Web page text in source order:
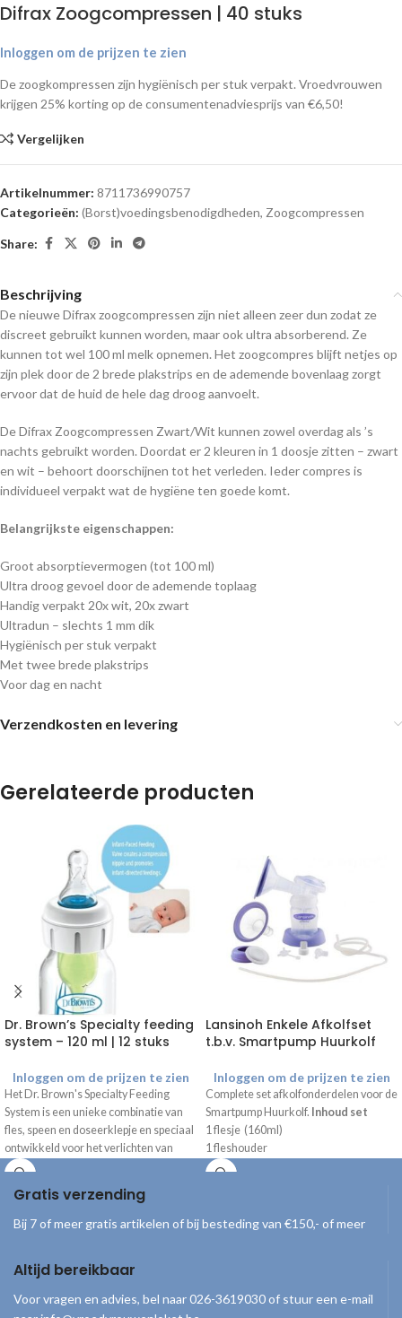
Difrax Zoogcompressen | 40 stuks
Inloggen om de prijzen te zien
De zoogkompressen zijn hygiënisch per stuk verpakt. Vroedvrouwen
krijgen 25% korting op de consumentenadviesprijs van €6,50!
Vergelijken
Artikelnummer: 8711736990757
Categorieën: (Borst)voedingsbenodigdheden, Zoogcompressen
Share:
Beschrijving
De nieuwe Difrax zoogcompressen zijn niet alleen zeer dun zodat ze
discreet gebruikt kunnen worden, maar ook ultra absorberend. Ze
kunnen tot wel 100 ml melk opnemen. Het zoogcompres blijft netjes op
zijn plek door de 2 brede plakstrips en de ademende bovenlaag zorgt
ervoor dat de huid de hele dag droog aanvoelt.
De Difrax Zoogcompressen Zwart/Wit kunnen zowel overdag als ’s
nachts gebruikt worden. Doordat er 2 kleuren in 1 doosje zitten – zwart
en wit – behoort doorschijnen tot het verleden. Ieder compres is
individueel verpakt wat de hygiëne ten goede komt.
Belangrijkste eigenschappen:
Groot absorptievermogen (tot 100 ml)
Ultra droog gevoel door de ademende toplaag
Handig verpakt 20x wit, 20x zwart
Ultradun – slechts 1 mm dik
Hygiënisch per stuk verpakt
Met twee brede plakstrips
Voor dag en nacht
Verzendkosten en levering
Gerelateerde producten
Dr. Brown’s Specialty feeding
system – 120 ml | 12 stuks
Inloggen om de prijzen te zien
Het Dr. Brown's Specialty Feeding
System is een unieke combinatie van
fles, speen en doseerklepje en speciaal
ontwikkeld voor het verlichten van
gecompliceerde orale
De Dr. Brown's Specialty
Feeding Systemen
onderdelen geleverd!
12x standaard halsfles 120 ml
Lansinoh Enkele Afkolfset
t.b.v. Smartpump Huurkolf
Inloggen om de prijzen te zien
Complete set afkolfonderdelen voor de
Smartpump Huurkolf. Inhoud set
1 flesje (160ml)
1 fleshouder
1 borstschild 25 mm
membraan en membraanafdekking)
1 L-connector
Gratis verzending
Bij 7 of meer gratis artikelen of bij besteding van €150,- of meer
Altijd bereikbaar
Voor vragen en advies, bel naar 026-3619030 of stuur een e-mail